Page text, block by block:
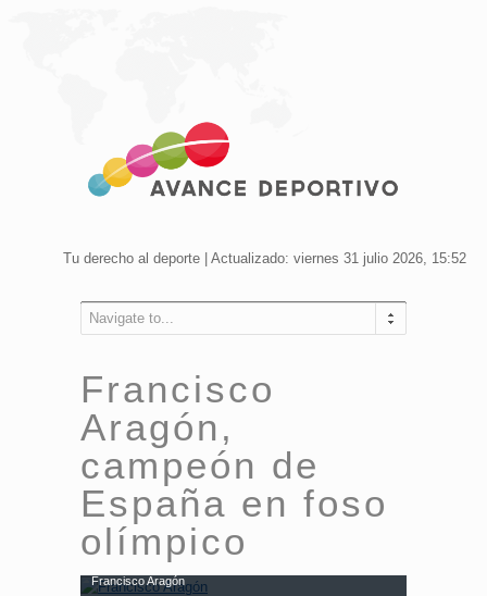
Tu derecho al deporte | Actualizado: viernes 31 julio 2026, 15:52
Navigate to...
Francisco
Aragón,
campeón de
España en foso
olímpico
Francisco Aragón